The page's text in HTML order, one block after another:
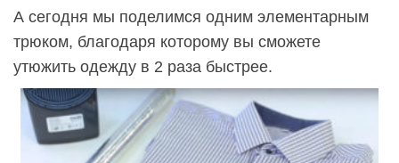
А сегодня мы поделимся одним элементарным
трюком, благодаря которому вы сможете
утюжить одежду в 2 раза быстрее.